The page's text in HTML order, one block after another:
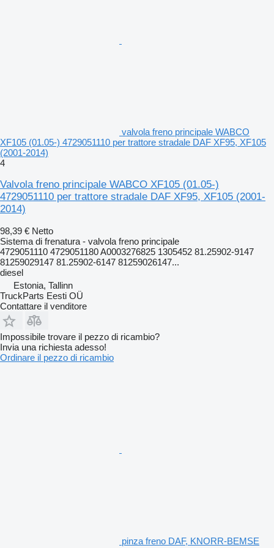
valvola freno principale WABCO
XF105 (01.05-) 4729051110 per trattore stradale DAF XF95, XF105
(2001-2014)
4
Valvola freno principale WABCO XF105 (01.05-)
4729051110 per trattore stradale DAF XF95, XF105 (2001-
2014)
98,39 € Netto
Sistema di frenatura - valvola freno principale
4729051110 4729051180 A0003276825 1305452 81.25902-9147
81259029147 81.25902-6147 81259026147...
diesel
Estonia, Tallinn
TruckParts Eesti OÜ
Contattare il venditore
Impossibile trovare il pezzo di ricambio?
Invia una richiesta adesso!
Ordinare il pezzo di ricambio
pinza freno DAF, KNORR-BEMSE